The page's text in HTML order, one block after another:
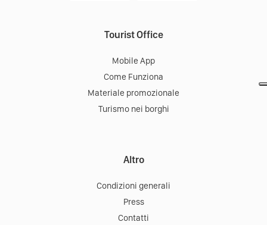
Tourist Office
Mobile App
Come Funziona
Materiale promozionale
Turismo nei borghi
Altro
Condizioni generali
Press
Contatti